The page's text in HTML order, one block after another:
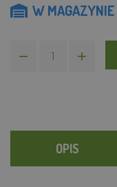
W MAGAZYNIE
OPIS